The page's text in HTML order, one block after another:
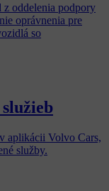
oddelenia podpory
oprávnenia pre
so
aplikácii Volvo Cars,
služby.